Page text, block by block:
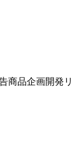
商品企画開発リ